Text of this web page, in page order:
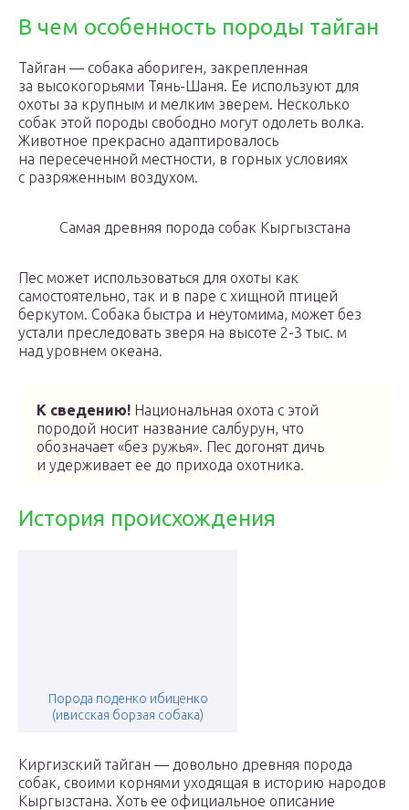
В чем особенность породы тайган
Тайган — собака абориген, закрепленная
за высокогорьями Тянь-Шаня. Ее используют для
охоты за крупным и мелким зверем. Несколько
собак этой породы свободно могут одолеть волка.
Животное прекрасно адаптировалось
на пересеченной местности, в горных условиях
с разряженным воздухом.
Самая древняя порода собак Кыргызстана
Пес может использоваться для охоты как
самостоятельно, так и в паре с хищной птицей
беркутом. Собака быстра и неутомима, может без
устали преследовать зверя на высоте 2-3 тыс. м
над уровнем океана.
К сведению! Национальная охота с этой
породой носит название салбурун, что
обозначает «без ружья». Пес догонят дичь
и удерживает ее до прихода охотника.
История происхождения
Порода поденко ибиценко
(ивисская борзая собака)
Киргизский тайган — довольно древняя порода
собак, своими корнями уходящая в историю народов
Кыргызстана. Хоть ее официальное описание